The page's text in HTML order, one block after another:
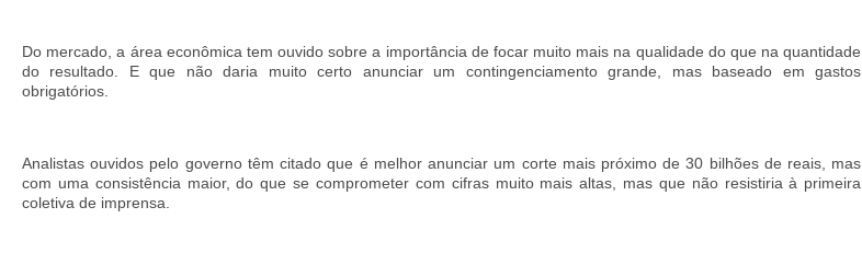
Do mercado, a área econômica tem ouvido sobre a importância de focar muito mais na qualidade do que na quantidade
do resultado. E que não daria muito certo anunciar um contingenciamento grande, mas baseado em gastos
obrigatórios.
Analistas ouvidos pelo governo têm citado que é melhor anunciar um corte mais próximo de 30 bilhões de reais, mas
com uma consistência maior, do que se comprometer com cifras muito mais altas, mas que não resistiria à primeira
coletiva de imprensa.